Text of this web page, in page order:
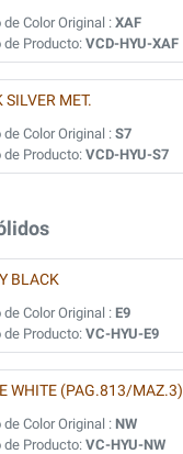
de Color Original : XAF
de Producto: VCD-HYU-XAF
SILVER MET.
de Color Original : S7
de Producto: VCD-HYU-S7
BLACK
de Color Original : E9
de Producto: VC-HYU-E9
WHITE (PAG.813/MAZ.3)
de Color Original : NW
de Producto: VC-HYU-NW